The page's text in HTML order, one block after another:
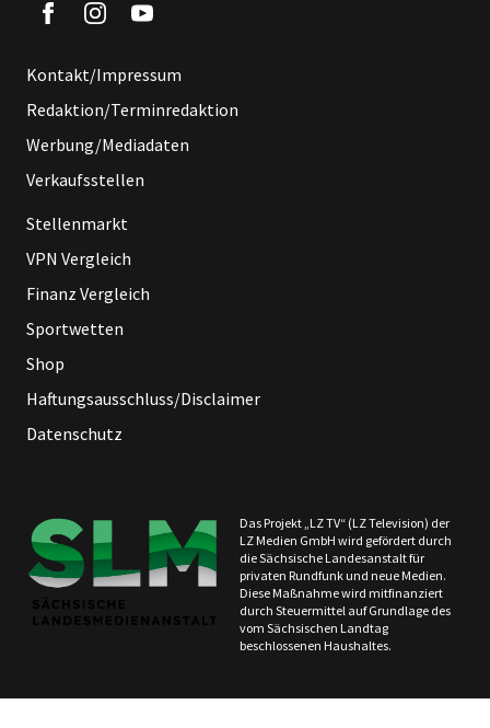
Kontakt/Impressum
Redaktion/Terminredaktion
Werbung/Mediadaten
Verkaufsstellen
Stellenmarkt
VPN Vergleich
Finanz Vergleich
Sportwetten
Shop
Haftungsausschluss/Disclaimer
Datenschutz
Das Projekt „LZ TV“ (LZ Television) der
LZ Medien GmbH wird gefördert durch
die Sächsische Landesanstalt für
privaten Rundfunk und neue Medien.
Diese Maßnahme wird mitfinanziert
durch Steuermittel auf Grundlage des
vom Sächsischen Landtag
beschlossenen Haushaltes.